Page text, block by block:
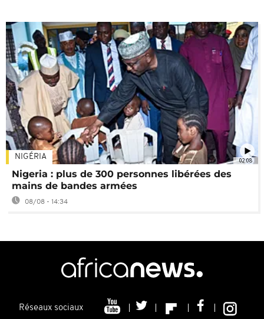
02:08
NIGÉRIA
Nigeria : plus de 300 personnes libérées des
mains de bandes armées
08/08 - 14:34
Réseaux sociaux